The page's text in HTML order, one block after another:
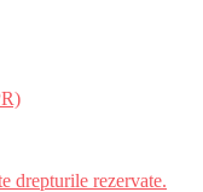
drepturile rezervate.